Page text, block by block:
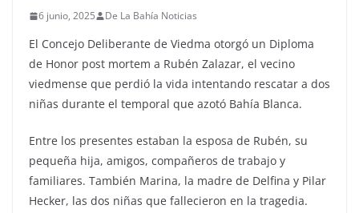
6 junio, 2025 De La Bahía Noticias
El Concejo Deliberante de Viedma otorgó un Diploma
de Honor post mortem a Rubén Zalazar, el vecino
viedmense que perdió la vida intentando rescatar a dos
niñas durante el temporal que azotó Bahía Blanca.
Entre los presentes estaban la esposa de Rubén, su
pequeña hija, amigos, compañeros de trabajo y
familiares. También Marina, la madre de Delfina y Pilar
Hecker, las dos niñas que fallecieron en la tragedia.